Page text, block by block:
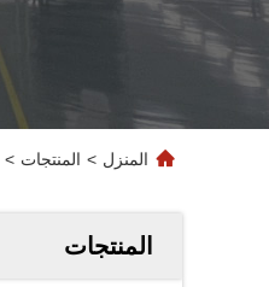
المنزل > المنتجات >
المنتجات